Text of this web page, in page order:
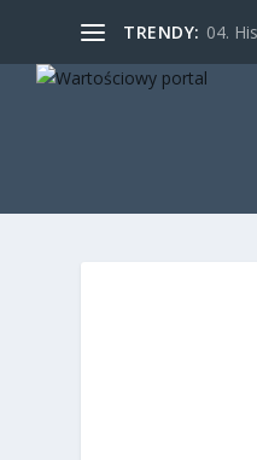
TRENDY: 04.